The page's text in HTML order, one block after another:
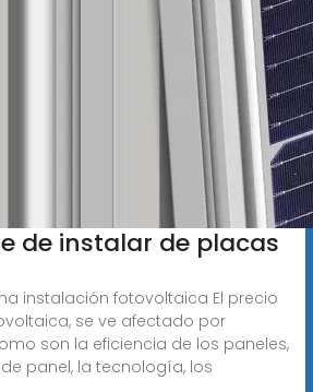
de instalar de placas
instalación fotovoltaica El precio
se ve afectado por
son la eficiencia de los paneles,
panel, la tecnología, los